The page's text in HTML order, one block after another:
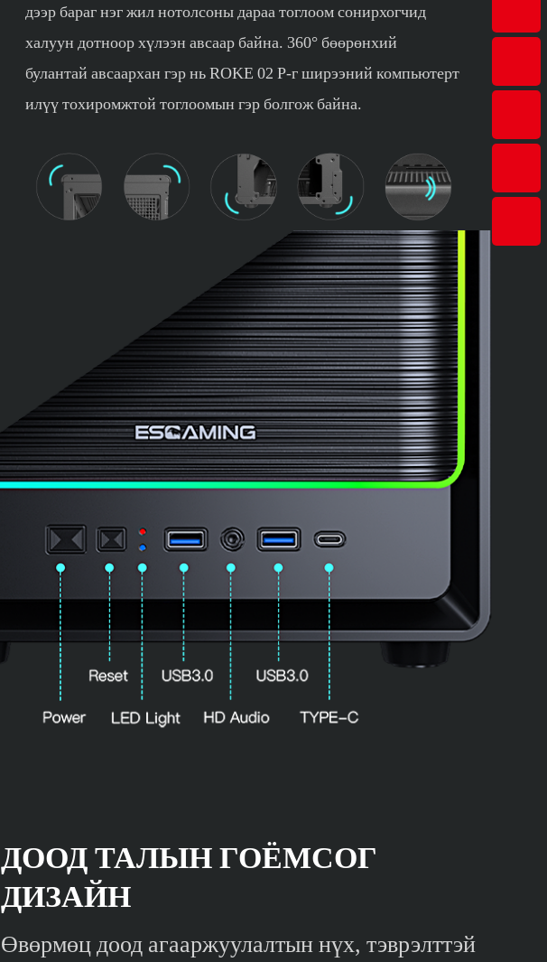
дээр бараг нэг жил нотолсоны дараа тоглоом сонирхогчид
халуун дотноор хүлээн авсаар байна. 360° бөөрөнхий
булантай авсаархан гэр нь ROKE 02 P-г ширээний компьютерт
илүү тохиромжтой тоглоомын гэр болгож байна.
ДООД ТАЛЫН ГОЁМСОГ
ДИЗАЙН
Өвөрмөц доод агааржуулалтын нүх, тэврэлттэй